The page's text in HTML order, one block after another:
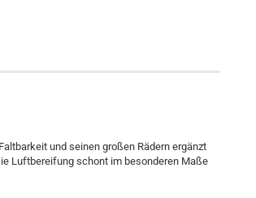
und seinen großen Rädern ergänzt
Luftbereifung schont im besonderen Maße